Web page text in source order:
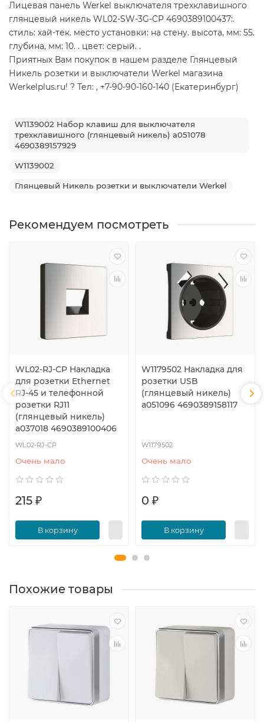
Лицевая панель Werkel выключателя трехклавишного
глянцевый никель WL02-SW-3G-CP 4690389100437:.
стиль: хай-тек. место установки: на стену. высота, мм: 55.
глубина, мм: 10. . цвет: серый. .
Приятных Вам покупок в нашем разделе Глянцевый
Никель розетки и выключатели Werkel магазина
Werkelplus.ru! ? Тел: , +7-90-90-160-140 (Екатеринбург)
W1139002 Набор клавиш для выключателя
трехклавишного (глянцевый никель) a051078
4690389157929
W1139002
Глянцевый Никель розетки и выключатели Werkel
Рекомендуем посмотреть
WL02-RJ-CP Накладка
для розетки Ethernet
RJ-45 и телефонной
розетки RJ11
(глянцевый никель)
a037018 4690389100406
WL02-RJ-CP
Очень мало
215 ₽
В корзину
W1179502 Накладка для
розетки USB
(глянцевый никель)
a051096 4690389158117
W1179502
Очень мало
0 ₽
В корзину
Похожие товары